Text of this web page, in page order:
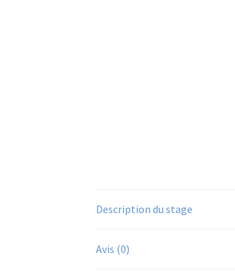
Description du stage
Avis (0)